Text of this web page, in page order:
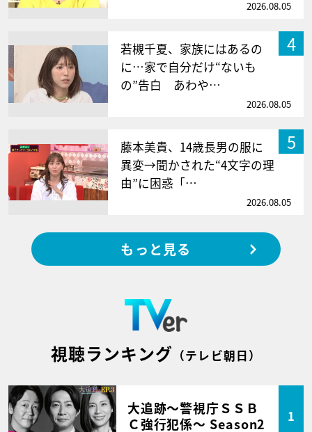
2026.08.05
4
若槻千夏、家族にはあるの
に…家で自分だけ“ないも
の”告白 あわや…
2026.08.05
5
藤本美貴、14歳長男の服に
異変→聞かされた“4文字の理
由”に困惑「…
2026.08.05
もっと見る
視聴ランキング （テレビ朝日）
大追跡～警視庁ＳＳＢ
Ｃ強行犯係～ Season2
1